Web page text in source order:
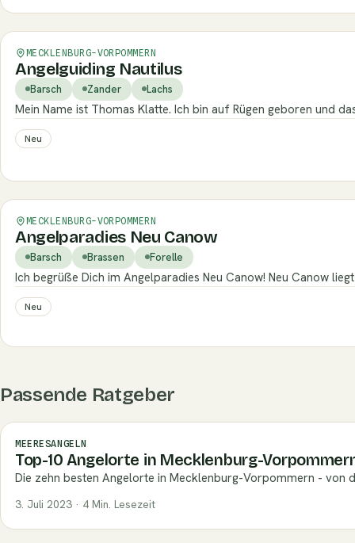
MECKLENBURG-VORPOMMERN
Angelguiding Nautilus
Barsch Zander Lachs
Mein Name ist Thomas Klatte. Ich bin auf Rügen geboren und
Neu
MECKLENBURG-VORPOMMERN
Angelparadies Neu Canow
Barsch Brassen Forelle
Ich begrüße Dich im Angelparadies Neu Canow! Neu Canow
Neu
Passende Ratgeber
MEERESANGELN
Top-10 Angelorte in Mecklenburg-
Die zehn besten Angelorte in Mecklenburg-Vorpommern - von
3. Juli 2023 · 4 Min. Lesezeit